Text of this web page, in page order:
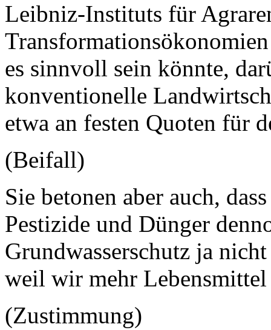
Leibniz-Instituts für
es sinnvoll sein könnte,
konventionelle
etwa an festen Quoten für
(Beifall)
Sie betonen aber auch,
Pestizide und Dünger
Grundwasserschutz ja
weil wir mehr Lebensmittel
(Zustimmung)